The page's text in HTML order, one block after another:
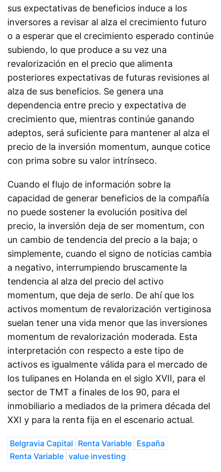
sus expectativas de beneficios induce a los
inversores a revisar al alza el crecimiento futuro
o a esperar que el crecimiento esperado continúe
subiendo, lo que produce a su vez una
revalorización en el precio que alimenta
posteriores expectativas de futuras revisiones al
alza de sus beneficios. Se genera una
dependencia entre precio y expectativa de
crecimiento que, mientras continúe ganando
adeptos, será suficiente para mantener al alza el
precio de la inversión momentum, aunque cotice
con prima sobre su valor intrínseco.
Cuando el flujo de información sobre la
capacidad de generar beneficios de la compañía
no puede sostener la evolución positiva del
precio, la inversión deja de ser momentum, con
un cambio de tendencia del precio a la baja; o
simplemente, cuando el signo de noticias cambia
a negativo, interrumpiendo bruscamente la
tendencia al alza del precio del activo
momentum, que deja de serlo. De ahí que los
activos momentum de revalorización vertiginosa
suelan tener una vida menor que las inversiones
momentum de revalorización moderada. Esta
interpretación con respecto a este tipo de
activos es igualmente válida para el mercado de
los tulipanes en Holanda en el siglo XVII, para el
sector de TMT a finales de los 90, para el
inmobiliario a mediados de la primera década del
XXI y para la renta fija en el escenario actual.
Belgravia Capital Renta Variable España
Renta Variable value investing